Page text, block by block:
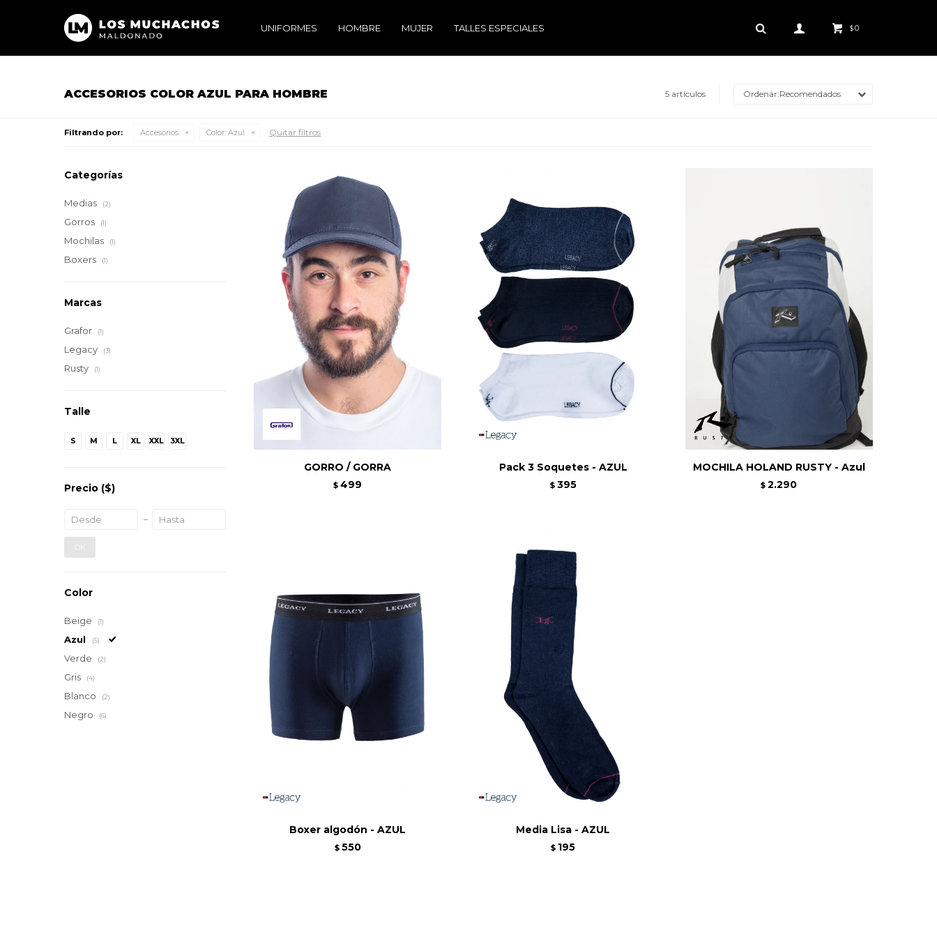
UNIFORMES HOMBRE MUJER TALLES ESPECIALES $0
ACCESORIOS COLOR AZUL PARA HOMBRE 5 artículos Recomendados
Filtrando por: Accesorios Color: Azul Quitar filtros
GORRO / GORRA
$ 499
Pack 3 Soquetes - AZUL
$ 395
MOCHILA HOLAND RUSTY - Azul
$ 2.290
Boxer algodón - AZUL
$ 550
Media Lisa - AZUL
$ 195
Categorías
Medias (2)
Gorros (1)
Mochilas (1)
Boxers (1)
Marcas
Grafor (1)
Legacy (3)
Rusty (1)
Talle
S M L XL XXL 3XL
Precio ($)
OK
Color
Beige (1)
Azul (5)
Verde (2)
Gris (4)
Blanco (2)
Negro (6)